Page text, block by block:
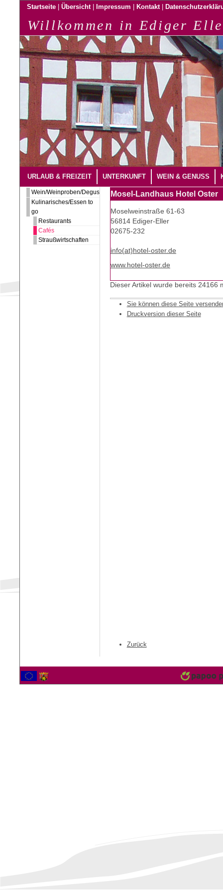
Startseite Übersicht Impressum Kontakt
Willkommen in Ediger
URLAUB & FREIZEIT UNTERKUNFT WEIN & GENUSS
Wein/Weinproben/Degustation
Kulinarisches/Essen to
go
Restaurants
Cafés
Straußwirtschaften
Mosel-Landhaus Hotel Oster
Moselweinstraße 61-63
56814 Ediger-Eller
02675-232
info(at)hotel-oster.de
www.hotel-oster.de
Dieser Artikel wurde bereits 24166
Sie können diese Seite
Druckversion dieser Seite
Zurück